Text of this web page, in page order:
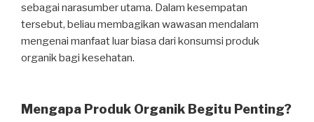
sebagai narasumber utama. Dalam kesempatan
tersebut, beliau membagikan wawasan mendalam
mengenai manfaat luar biasa dari konsumsi produk
organik bagi kesehatan.
Mengapa Produk Organik Begitu Penting?